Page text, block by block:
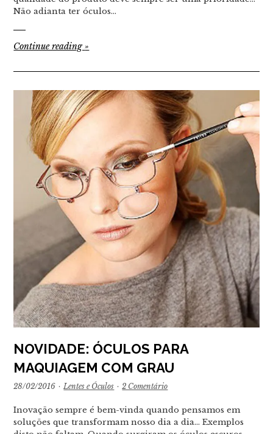
Não adianta ter óculos…
Continue reading»
NOVIDADE: ÓCULOS PARA
MAQUIAGEM COM GRAU
28/02/2016 · Lentes e Óculos · 2 Comentário
Inovação sempre é bem-vinda quando pensamos em
soluções que transformam nosso dia a dia... Exemplos